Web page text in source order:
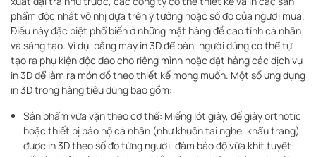
phẩm độc nhất vô nhị dựa trên ý tưởng hoặc số đo của người mua.
Điều này đặc biệt phổ biến ở những mặt hàng đề cao tính cá nhân
và sáng tạo. Ví dụ, bằng máy in 3D để bàn, người dùng có thể tự
tạo ra phụ kiện độc đáo cho riêng mình hoặc đặt hàng các dịch vụ
in 3D để làm ra món đồ theo thiết kế mong muốn. Một số ứng dụng
in 3D trong hàng tiêu dùng bao gồm:
Sản phẩm vừa vặn theo cơ thể: Miếng lót giày, đế giày orthotic
hoặc thiết bị bảo hộ cá nhân (như khuôn tai nghe, khẩu trang)
được in 3D theo số đo từng người, đảm bảo độ vừa khít tuyệt